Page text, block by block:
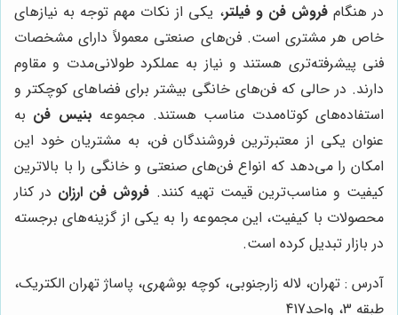
در هنگامفروش فن و فیلتر، یکی از نکات مهم توجه به نیازهای
خاص هر مشتری است. فن‌های صنعتی معمولاً دارای مشخصات
فنی پیشرفته‌تری هستند و نیاز به عملکرد طولانی‌مدت و مقاوم
دارند. در حالی که فن‌های خانگی بیشتر برای فضاهای کوچکتر و
استفاده‌های کوتاه‌مدت مناسب هستند. مجموعه بنیس فن به
عنوان یکی از معتبرترین فروشندگان فن، به مشتریان خود این
امکان را می‌دهد که انواع فن‌های صنعتی و خانگی را با بالاترین
کیفیت و مناسب‌ترین قیمت تهیه کنند. فروش فن ارزان در کنار
محصولات با کیفیت، این مجموعه را به یکی از گزینه‌های برجسته
در بازار تبدیل کرده است.
آدرس : تهران، لاله زارجنوبی، کوچه بوشهری، پاساژ تهران الکتریک،
طبقه 3، واحد417